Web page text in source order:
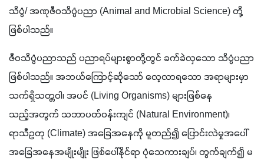
သိပ္ပံ/ အဏုဇီဝသိပ္ပံပညာ (Animal and Microbial Science) တို့
ဖြစ်ပါသည်။
ဇီဝသိပ္ပံပညာသည် ပညာရပ်များစွာတို့တွင် ခက်ခဲလှသော သိပ္ပံပညာ
ဖြစ်ပါသည်။ အဘယ်ကြောင့်ဆိုသော် လေ့လာရသော အရာများမှာ
သက်ရှိသတ္တဝါ၊ အပင် (Living Organisms) များဖြစ်နေ
သည့်အတွက် သဘာပတ်ဝန်းကျင် (Natural Environment)၊
ရာသီဥတု (Climate) အခြေအနေကို မူတည်၍ ပြောင်းလဲမှုအပေါ်
အခြေအနေအမျိုးမျိုး ဖြစ်ပေါ်နိုင်ရာ ပုံသေကားချပ်၊ တွက်ချက်၍ မ